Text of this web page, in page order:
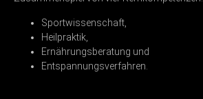
Sportwissenschaft,
Heilpraktik,
Ernährungsberatung und
Entspannungsverfahren.